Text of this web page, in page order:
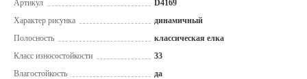
Артикул
D4169
Характер рисунка
динамичный
Полосность
классическая елка
Класс износостойкости
33
Влагостойкость
да